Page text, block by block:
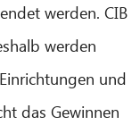
werden. CIB
werden
und
das Gewinnen